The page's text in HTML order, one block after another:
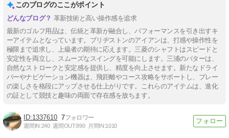
このブログのここがポイント
革新技術と高い操作感を追求
最新のゴルフ用品は、伝統と革新が融合し、パフォーマンスを引き出すキ
ーアイテムとなっています。ブリヂストンのアイアンは、打感や操作性を
極限まで追求し、上級者の期待に応えます。三菱のシャフトはスピードと
安定性を両立し、スムーズなスイングを可能にします。三浦のパターは、
自然なストロークと安定感を提供し、精度を向上させます。新たなドライ
バーやナビゲーション機器は、飛距離やコース攻略をサポートし、プレー
の楽しさを格段にアップさせる仕上がりです。これらのアイテムは、進化
の証として競技と趣味の両面で存在感を放ちます。
1337610 7
週間IN:240 週間OUT:890 月間IN:1010